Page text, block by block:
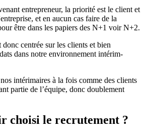
entrepreneur, la priorité est le client et
et en aucun cas faire de la
être dans les papiers des N+1 voir N+2.
centrée sur les clients et bien
dans notre environnement intérim-
intérimaires à la fois comme des clients
partie de l’équipe, donc doublement
choisi le recrutement ?